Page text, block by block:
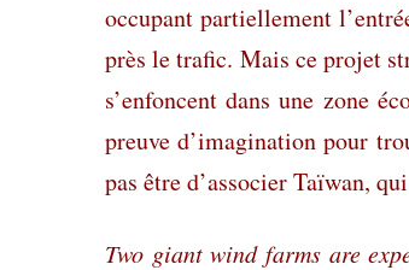
occupant partiellement
près le trafic. Mais ce projet
s’enfoncent dans une zone
preuve d’imagination pour
pas être d’associer Taïwan,
Two giant wind farms are